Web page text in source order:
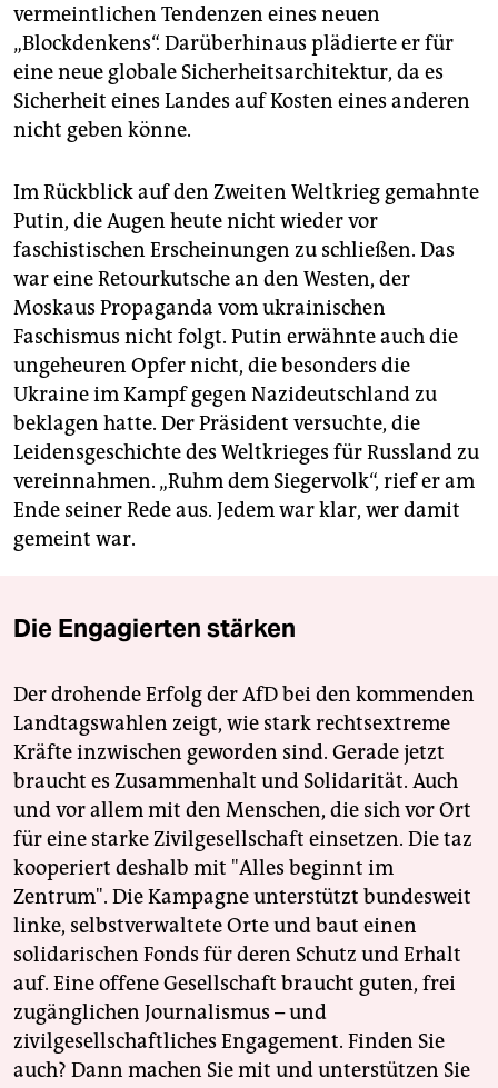
vermeintlichen Tendenzen eines neuen
„Blockdenkens“. Darüberhinaus plädierte er für
eine neue globale Sicherheitsarchitektur, da es
Sicherheit eines Landes auf Kosten eines anderen
nicht geben könne.
Im Rückblick auf den Zweiten Weltkrieg gemahnte
Putin, die Augen heute nicht wieder vor
faschistischen Erscheinungen zu schließen. Das
war eine Retourkutsche an den Westen, der
Moskaus Propaganda vom ukrainischen
Faschismus nicht folgt. Putin erwähnte auch die
ungeheuren Opfer nicht, die besonders die
Ukraine im Kampf gegen Nazideutschland zu
beklagen hatte. Der Präsident versuchte, die
Leidensgeschichte des Weltkrieges für Russland zu
vereinnahmen. „Ruhm dem Siegervolk“, rief er am
Ende seiner Rede aus. Jedem war klar, wer damit
gemeint war.
Die Engagierten stärken
Der drohende Erfolg der AfD bei den kommenden
Landtagswahlen zeigt, wie stark rechtsextreme
Kräfte inzwischen geworden sind. Gerade jetzt
braucht es Zusammenhalt und Solidarität. Auch
und vor allem mit den Menschen, die sich vor Ort
für eine starke Zivilgesellschaft einsetzen. Die taz
kooperiert deshalb mit "Alles beginnt im
Zentrum". Die Kampagne unterstützt bundesweit
linke, selbstverwaltete Orte und baut einen
solidarischen Fonds für deren Schutz und Erhalt
auf. Eine offene Gesellschaft braucht guten, frei
zugänglichen Journalismus – und
zivilgesellschaftliches Engagement. Finden Sie
auch? Dann machen Sie mit und unterstützen Sie